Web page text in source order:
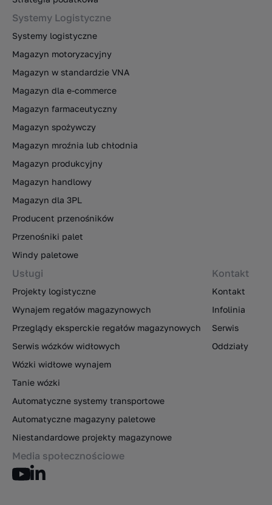
Systemy Logistyczne
Systemy logistyczne
Magazyn motoryzacyjny
Magazyn w standardzie VNA
Magazyn dla e-commerce
Magazyn farmaceutyczny
Magazyn spożywczy
Magazyn mroźnia lub chłodnia
Magazyn produkcyjny
Magazyn handlowy
Magazyn dla 3PL
Producent przenośników
Przenośniki palet
Windy paletowe
Usługi
Projekty logistyczne
Wynajem regałów magazynowych
Przeglądy eksperckie regałów magazynowych
Serwis wózków widłowych
Wózki widłowe wynajem
Tanie wózki
Automatyczne systemy transportowe
Automatyczne magazyny paletowe
Niestandardowe projekty magazynowe
Kontakt
Kontakt
Infolinia
Serwis
Oddziały
Media społecznościowe